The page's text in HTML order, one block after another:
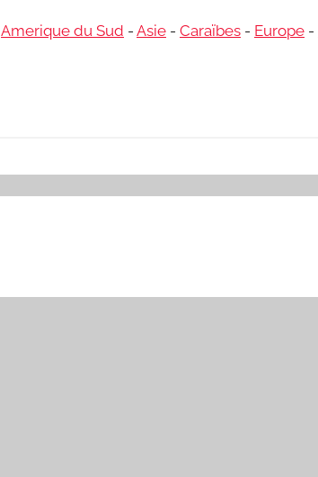
Amerique du Sud - Asie - Caraïbes - Europe -